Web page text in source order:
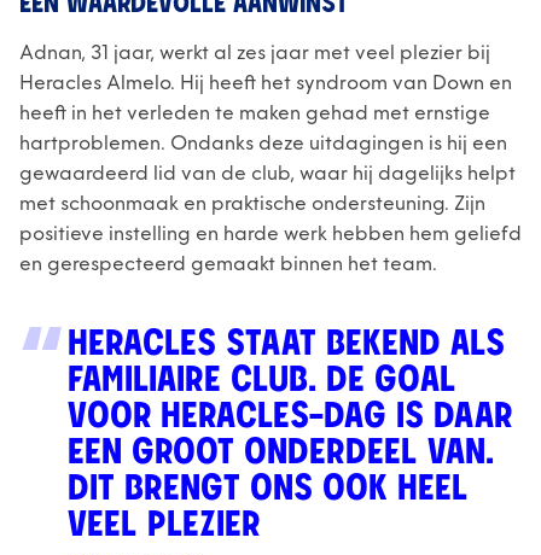
EEN WAARDEVOLLE AANWINST
Adnan, 31 jaar, werkt al zes jaar met veel plezier bij
Heracles Almelo. Hij heeft het syndroom van Down en
heeft in het verleden te maken gehad met ernstige
hartproblemen. Ondanks deze uitdagingen is hij een
gewaardeerd lid van de club, waar hij dagelijks helpt
met schoonmaak en praktische ondersteuning. Zijn
positieve instelling en harde werk hebben hem geliefd
en gerespecteerd gemaakt binnen het team.
HERACLES STAAT BEKEND ALS
FAMILIAIRE CLUB. DE GOAL
VOOR HERACLES-DAG IS DAAR
EEN GROOT ONDERDEEL VAN.
DIT BRENGT ONS OOK HEEL
VEEL PLEZIER